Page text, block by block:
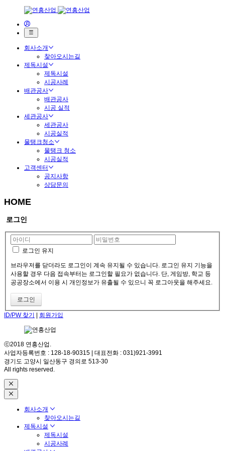
회사소개
찾아오시는길
제독시설
제독시설
시공사례
배관공사
배관공사
시공 실적
세관공사
세관공사
시공실적
물탱크청소
물탱크 청소
시공실적
고객센터
공지사항
상담문의
HOME
로그인
로그인 유지
브라우저를 닫더라도 로그인이 계속 유지될 수 있습니다. 로그인 유지 기능을
사용할 경우 다음 접속부터는 로그인할 필요가 없습니다. 단, 게임방, 학교 등
공공장소에서 이용 시 개인정보가 유출될 수 있으니 꼭 로그아웃을 해주세요.
ID/PW 찾기 | 회원가입
ⓒ2018 연흥산업.
사업자등록번호 : 128-18-90315 | 대표전화 : 031)921-3991
경기도 고양시 일산동구 경의로 513-30
All rights reserved.
회사소개
찾아오시는길
제독시설
제독시설
시공사례